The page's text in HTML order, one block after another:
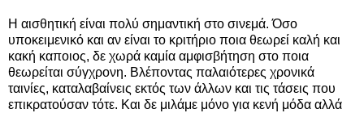
Η αισθητική είναι πολύ σημαντική στο σινεμά. Όσο
υποκειμενικό και αν είναι το κριτήριο ποια θεωρεί καλή και
κακή καποιος, δε χωρά καμία αμφισβήτηση στο ποια
θεωρείται σύγχρονη. Βλέποντας παλαιότερες χρονικά
ταινίες, καταλαβαίνεις εκτός των άλλων και τις τάσεις που
επικρατούσαν τότε. Και δε μιλάμε μόνο για κενή μόδα αλλά